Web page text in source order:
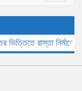
রাস্তা নির্মাণে